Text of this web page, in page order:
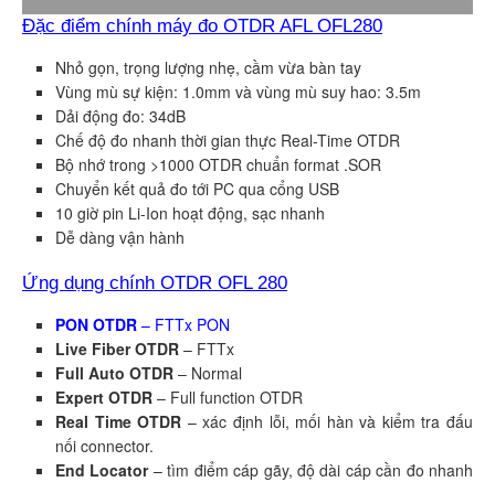
Đặc điểm chính máy đo OTDR AFL OFL280
Nhỏ gọn, trọng lượng nhẹ, cầm vừa bàn tay
Vùng mù sự kiện: 1.0mm và vùng mù suy hao: 3.5m
Dải động đo: 34dB
Chế độ đo nhanh thời gian thực Real-Time OTDR
Bộ nhớ trong >1000 OTDR chuẩn format .SOR
Chuyển kết quả đo tới PC qua cổng USB
10 giờ pin Li-Ion hoạt động, sạc nhanh
Dễ dàng vận hành
Ứng dụng chính OTDR OFL 280
PON OTDR – FTTx PON
Live Fiber OTDR – FTTx
Full Auto OTDR – Normal
Expert OTDR – Full function OTDR
Real Time OTDR – xác định lỗi, mối hàn và kiểm tra đấu
nối connector.
End Locator– tìm điểm cáp gãy, độ dài cáp cần đo nhanh